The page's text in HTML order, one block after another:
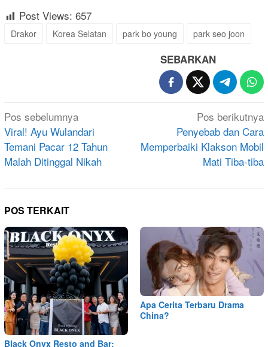
Post Views: 657
Drakor Korea Selatan park bo young park seo joon
SEBARKAN
Navigasi
pos
Pos sebelumnya
Viral! Ayu Wulandari
Temani Pacar 12 Tahun
Malah Ditinggal Nikah
Pos berikutnya
Penyebab dan Cara
Memperbaiki Klakson Mobil
Mati Tiba-tiba
POS TERKAIT
Black Onyx Resto and Bar:
Apa Cerita Terbaru Drama
China?